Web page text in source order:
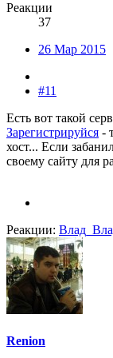
Реакции
37
26 Мар 2015
#11
Есть вот такой
Зарегистрируйся -
хост... Если
своему сайту для
Реакции:
Renion